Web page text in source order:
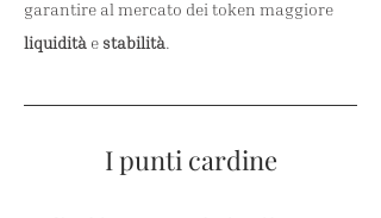
garantire al mercato dei token maggiore
liquidità e stabilità.
I punti cardine